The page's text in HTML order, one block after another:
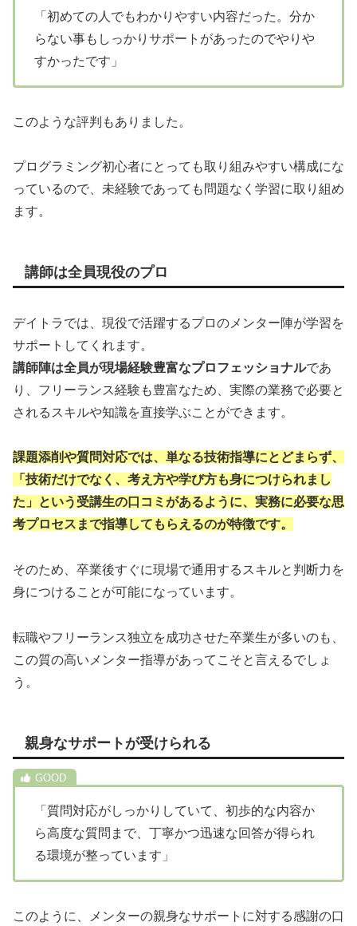
「初めての人でもわかりやすい内容だった。分か
らない事もしっかりサポートがあったのでやりや
すかったです」
このような評判もありました。
プログラミング初心者にとっても取り組みやすい構成にな
っているので、未経験であっても問題なく学習に取り組め
ます。
講師は全員現役のプロ
デイトラでは、現役で活躍するプロのメンター陣が学習を
サポートしてくれます。
講師陣は全員が現場経験豊富なプロフェッショナルであ
り、フリーランス経験も豊富なため、実際の業務で必要と
されるスキルや知識を直接学ぶことができます。
課題添削や質問対応では、単なる技術指導にとどまらず、
「技術だけでなく、考え方や学び方も身につけられまし
た」という受講生の口コミがあるように、実務に必要な思
考プロセスまで指導してもらえるのが特徴です。
そのため、卒業後すぐに現場で通用するスキルと判断力を
身につけることが可能になっています。
転職やフリーランス独立を成功させた卒業生が多いのも、
この質の高いメンター指導があってこそと言えるでしょ
う。
親身なサポートが受けられる
「質問対応がしっかりしていて、初歩的な内容か
ら高度な質問まで、丁寧かつ迅速な回答が得られ
る環境が整っています」
このように、メンターの親身なサポートに対する感謝の口